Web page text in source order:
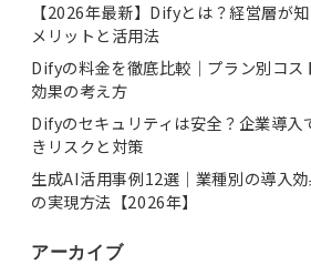
【2026年最新】Difyとは？経営層が
メリットと活用法
Difyの料金を徹底比較｜プラン別コス
効果の考え方
Difyのセキュリティは安全？企業導入
きリスクと対策
生成AI活用事例12選｜業種別の導入
の実現方法【2026年】
アーカイブ